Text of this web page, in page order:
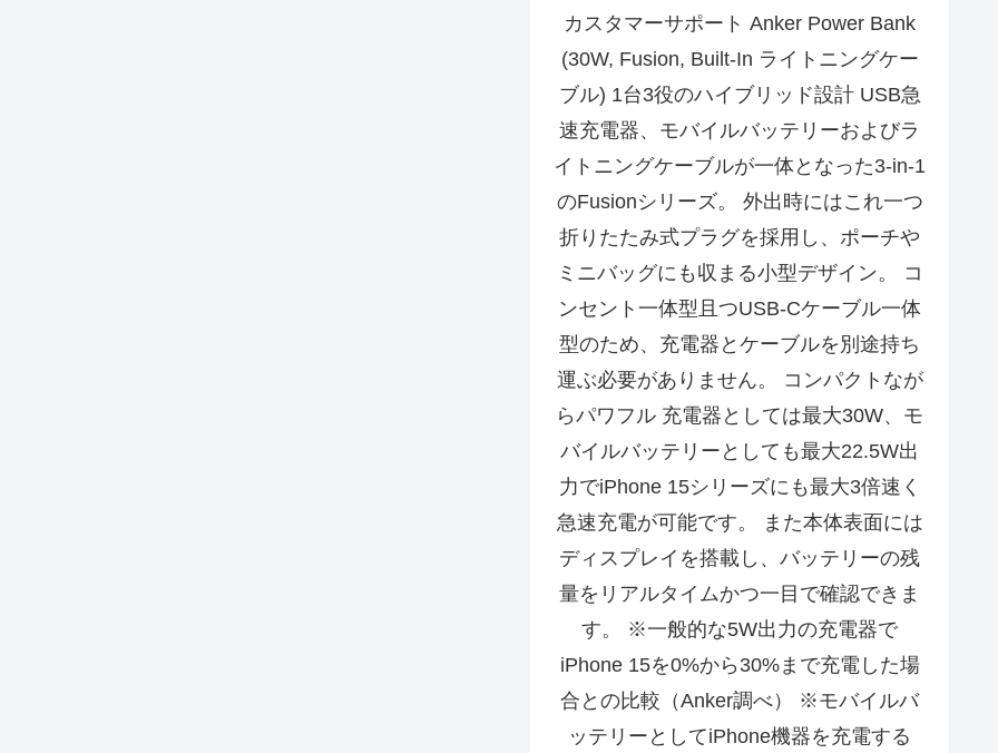
カスタマーサポート Anker Power Bank
(30W, Fusion, Built-In ライトニングケー
ブル) 1台3役のハイブリッド設計 USB急
速充電器、モバイルバッテリーおよびラ
イトニングケーブルが一体となった3-in-1
のFusionシリーズ。 外出時にはこれ一つ
折りたたみ式プラグを採用し、ポーチや
ミニバッグにも収まる小型デザイン。 コ
ンセント一体型且つUSB-Cケーブル一体
型のため、充電器とケーブルを別途持ち
運ぶ必要がありません。 コンパクトなが
らパワフル 充電器としては最大30W、モ
バイルバッテリーとしても最大22.5W出
力でiPhone 15シリーズにも最大3倍速く
急速充電が可能です。 また本体表面には
ディスプレイを搭載し、バッテリーの残
量をリアルタイムかつ一目で確認できま
す。 ※一般的な5W出力の充電器で
iPhone 15を0%から30%まで充電した場
合との比較（Anker調べ） ※モバイルバ
ッテリーとしてiPhone機器を充電する